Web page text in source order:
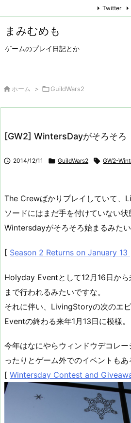
まみむめも
ゲームのプレイ日記とか
Twitter
 ホーム > GuildWars2
[GW2] WintersDayがそろそろ
 2014/12/11  GuildWars2  GW2-
The Crewばかりプレイしていて、
ソードにはまだ手を付けていない
Wintersdayがそろそろ始まるみたい
[ Season 2 Returns on January
Holyday Eventとして12月16日から
まで行われるみたいですな。
それに伴い、LivingStoryの次のエ
Eventの終わる来年1月13日に模様。
今年はなにやらウィンドウデコレ
ったりとゲーム外でのイベントもあ
[ Wintersday Contest and